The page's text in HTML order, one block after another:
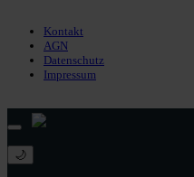
Kontakt
AGN
Datenschutz
Impressum
🌙